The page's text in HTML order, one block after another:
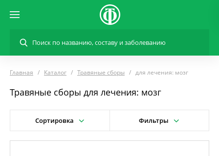
Главная Каталог Травяные сборы для лечения: мозг
Травяные сборы для лечения: мозг
Сортировка Фильтры